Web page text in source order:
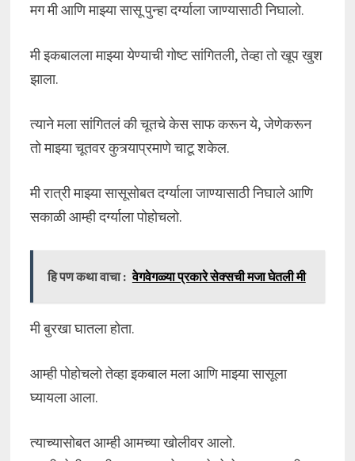
मग मी आणि माझ्या सासू पुन्हा दर्ग्याला जाण्यासाठी निघालो.
मी इकबालला माझ्या येण्याची गोष्ट सांगितली, तेव्हा तो खूप खुश
झाला.
त्याने मला सांगितलं की चूतचे केस साफ करून ये, जेणेकरून
तो माझ्या चूतवर कुत्र्याप्रमाणे चाटू शकेल.
मी रात्री माझ्या सासूसोबत दर्ग्याला जाण्यासाठी निघाले आणि
सकाळी आम्ही दर्ग्याला पोहोचलो.
हि पण कथा वाचा : वेगवेगळ्या प्रकारे सेक्सची मजा घेतली मी
मी बुरखा घातला होता.
आम्ही पोहोचलो तेव्हा इकबाल मला आणि माझ्या सासूला
घ्यायला आला.
त्याच्यासोबत आम्ही आमच्या खोलीवर आलो.